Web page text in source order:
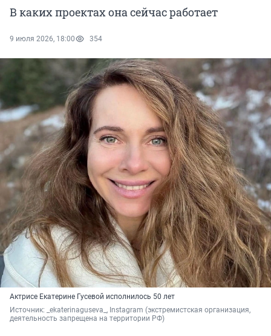
В каких проектах она сейчас работает
9 июля 2026, 18:00 354
Актрисе Екатерине Гусевой исполнилось 50 лет
Источник:
_ekaterinaguseva_, Instagram (экстремистская организация,
деятельность запрещена на территории РФ)